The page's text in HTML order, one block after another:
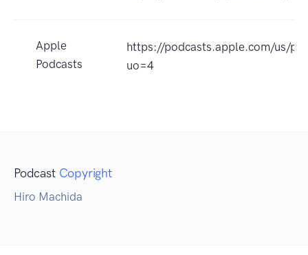
Apple
Podcasts
https://podcasts.apple.com/us/
uo=4
Podcast Copyright
Hiro Machida